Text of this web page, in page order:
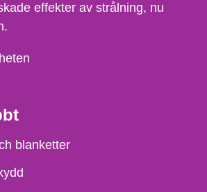
effekter av strålning, nu
blanketter